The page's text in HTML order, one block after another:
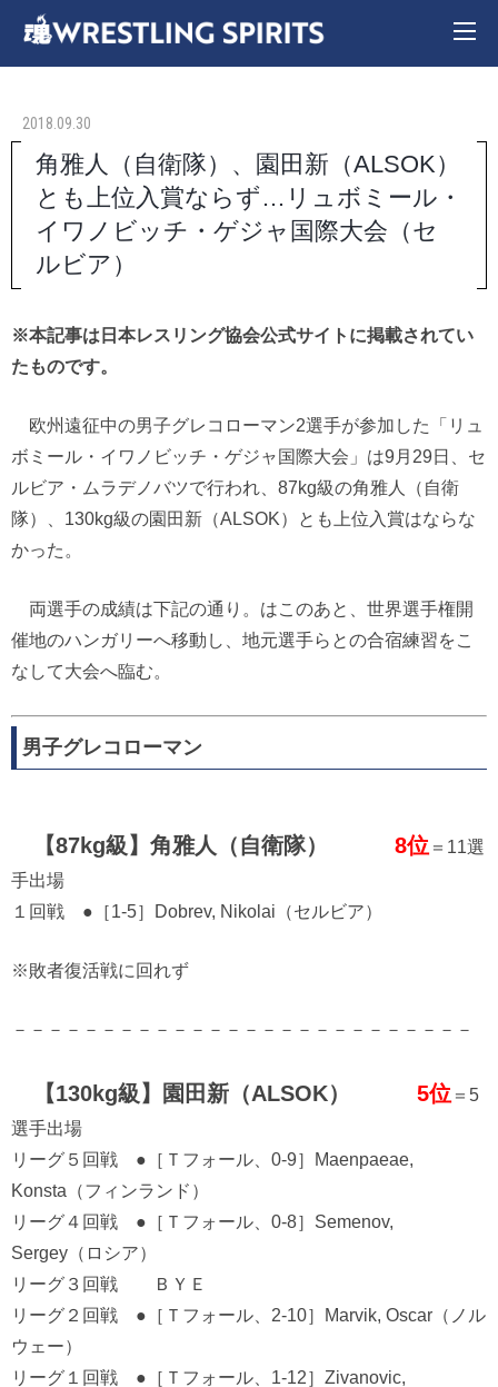
2018.09.30
角雅人（自衛隊）、園田新（ALSOK）
とも上位入賞ならず…リュボミール・
イワノビッチ・ゲジャ国際大会（セ
ルビア）
※本記事は日本レスリング協会公式サイトに掲載されてい
たものです。
欧州遠征中の男子グレコローマン2選手が参加した「リュ
ボミール・イワノビッチ・ゲジャ国際大会」は9月29日、セ
ルビア・ムラデノバツで行われ、87kg級の角雅人（自衛
隊）、130kg級の園田新（ALSOK）とも上位入賞はならな
かった。
両選手の成績は下記の通り。はこのあと、世界選手権開
催地のハンガリーへ移動し、地元選手らとの合宿練習をこ
なして大会へ臨む。
男子グレコローマン
【87kg級】角雅人（自衛隊） 8位 ＝11選
手出場
１回戦 ●［1-5］Dobrev, Nikolai（セルビア）
※敗者復活戦に回れず
－－－－－－－－－－－－－－－－－－－－－－－－－－
【130kg級】園田新（ALSOK） 5位 ＝5
選手出場
リーグ５回戦 ●［Ｔフォール、0-9］Maenpaeae,
Konsta（フィンランド）
リーグ４回戦 ●［Ｔフォール、0-8］Semenov,
Sergey（ロシア）
リーグ３回戦 ＢＹＥ
リーグ２回戦 ●［Ｔフォール、2-10］Marvik, Oscar（ノル
ウェー）
リーグ１回戦 ●［Ｔフォール、1-12］Zivanovic,